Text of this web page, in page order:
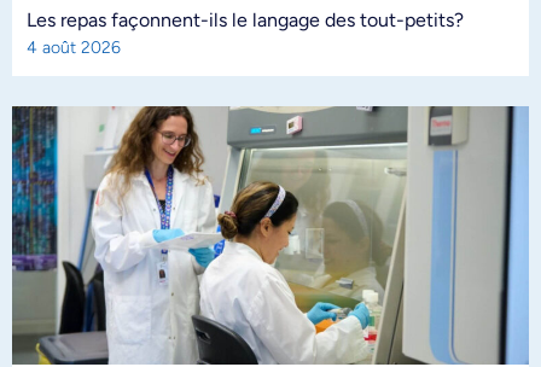
Les repas façonnent-ils le langage des tout-petits?
4 août 2026